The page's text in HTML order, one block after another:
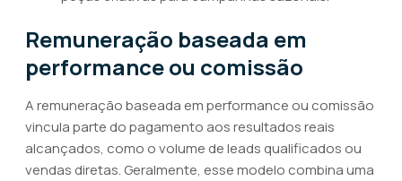
Remuneração baseada em
performance ou comissão
A remuneração baseada em performance ou comissão
vincula parte do pagamento aos resultados reais
alcançados, como o volume de leads qualificados ou
vendas diretas. Geralmente, esse modelo combina uma